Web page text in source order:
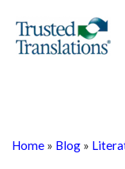
Home » Blog »